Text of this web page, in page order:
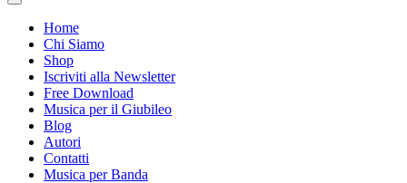
Home
Chi Siamo
Shop
Iscriviti alla Newsletter
Free Download
Musica per il Giubileo
Blog
Autori
Contatti
Musica per Banda